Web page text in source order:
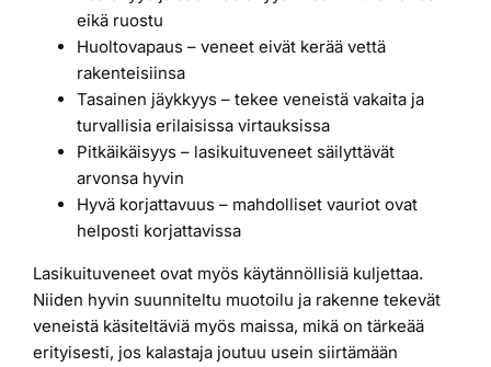
eikä ruostu
Huoltovapaus – veneet eivät kerää vettä
rakenteisiinsa
Tasainen jäykkyys – tekee veneistä vakaita ja
turvallisia erilaisissa virtauksissa
Pitkäikäisyys – lasikuituveneet säilyttävät
arvonsa hyvin
Hyvä korjattavuus – mahdolliset vauriot ovat
helposti korjattavissa
Lasikuituveneet ovat myös käytännöllisiä kuljettaa.
Niiden hyvin suunniteltu muotoilu ja rakenne tekevät
veneistä käsiteltäviä myös maissa, mikä on tärkeää
erityisesti, jos kalastaja joutuu usein siirtämään